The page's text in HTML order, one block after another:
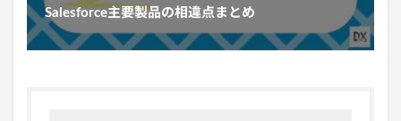
Salesforce主要製品の相違点まとめ